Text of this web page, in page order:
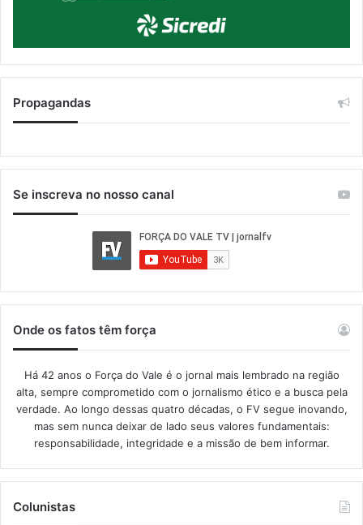
Propagandas
Se inscreva no nosso canal
Onde os fatos têm força
Há 42 anos o Força do Vale é o jornal mais lembrado na região
alta, sempre comprometido com o jornalismo ético e a busca pela
verdade. Ao longo dessas quatro décadas, o FV segue inovando,
mas sem nunca deixar de lado seus valores fundamentais:
responsabilidade, integridade e a missão de bem informar.​
Colunistas